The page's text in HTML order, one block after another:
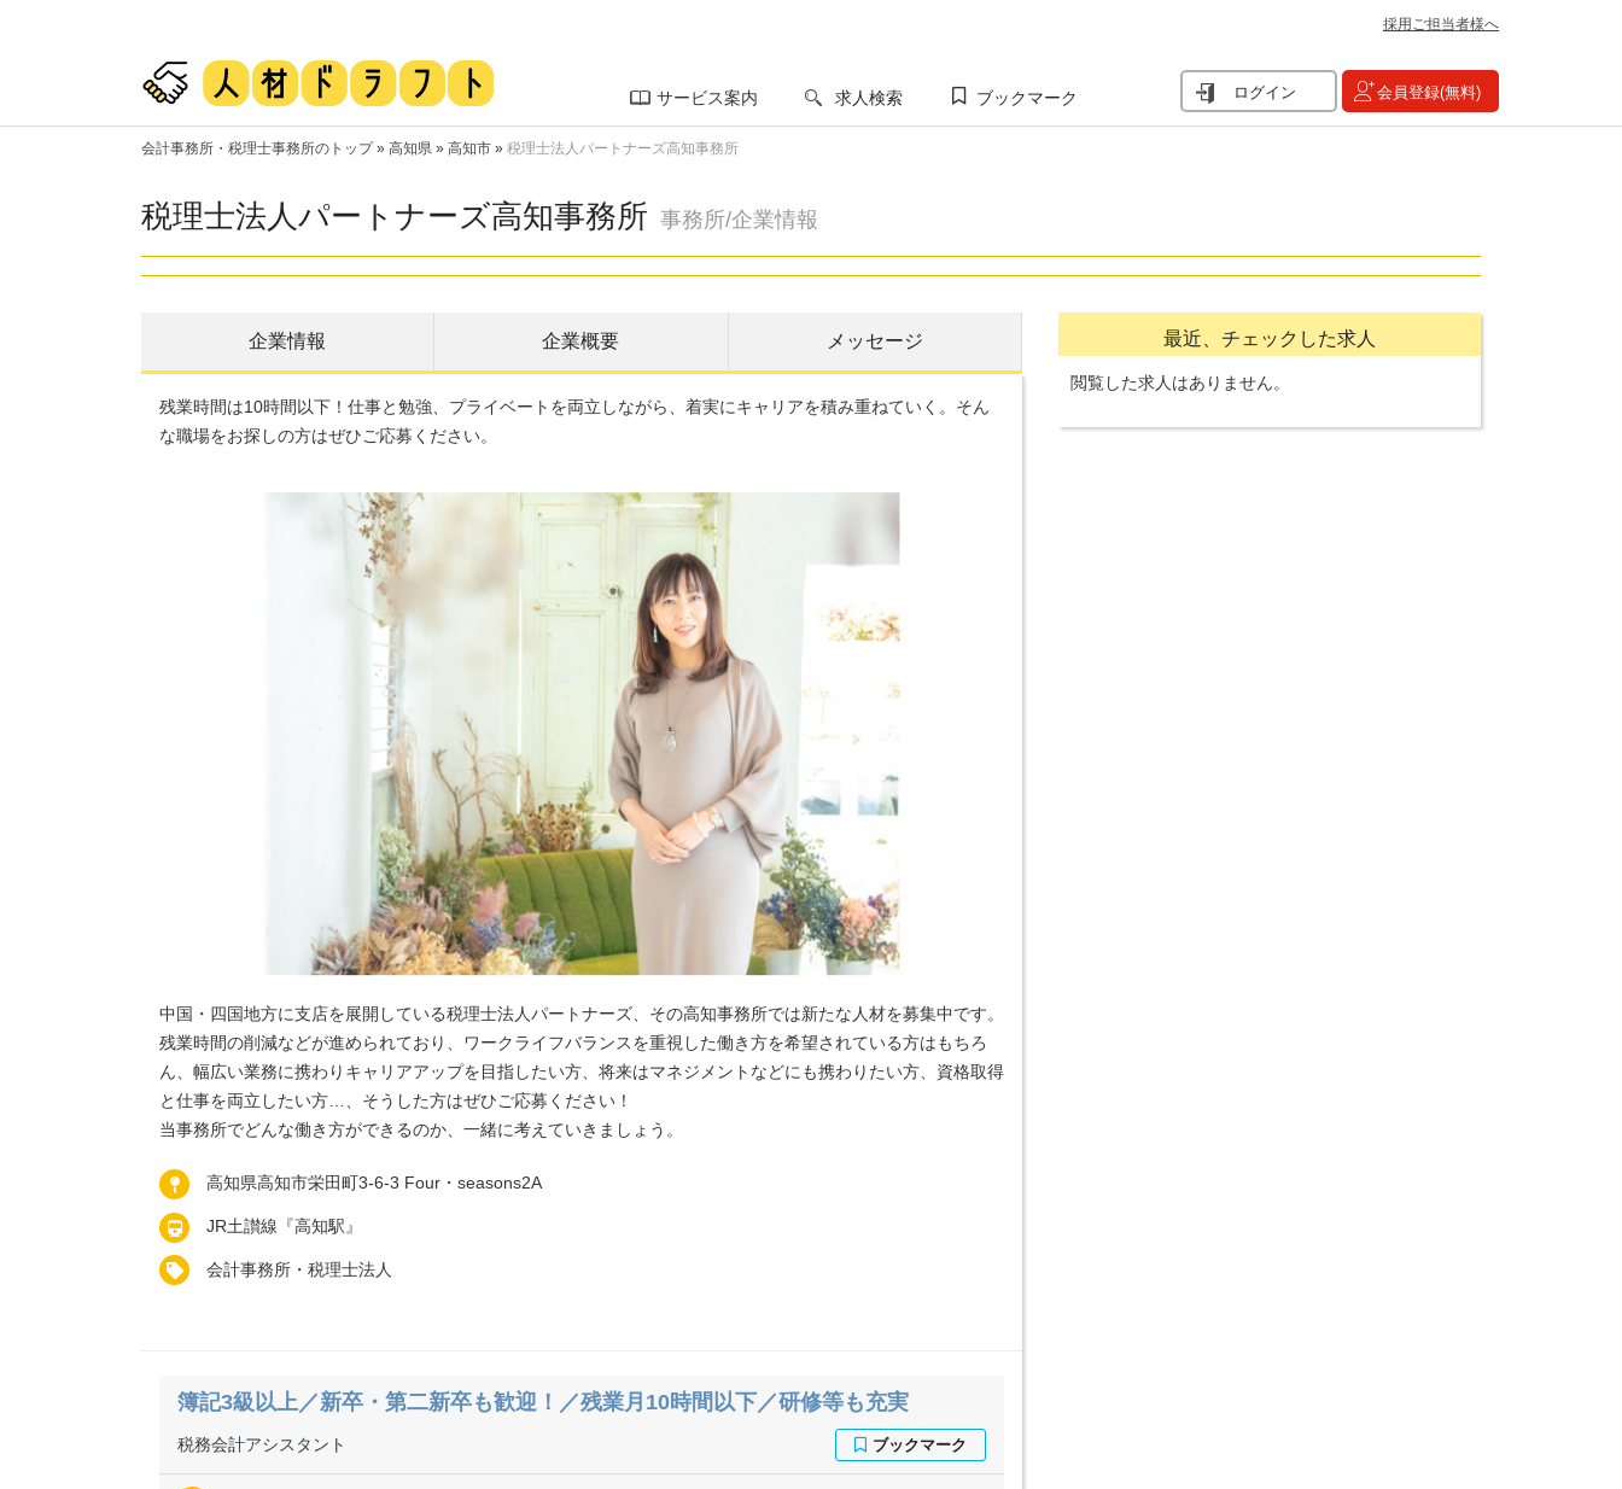
採用ご担当者様へ
サービス案内 求人検索 ブックマーク ログイン 会員登録(無料)
会計事務所・税理士事務所のトップ» 高知県 » 高知市 » 税理士法人パートナーズ高知事務所
税理士法人パートナーズ高知事務所 事務所/企業情報
企業情報 企業概要 メッセージ
残業時間は10時間以下！仕事と勉強、プライベートを両立しながら、着実にキャリアを積み重ねていく。そん
な職場をお探しの方はぜひご応募ください。
中国・四国地方に支店を展開している税理士法人パートナーズ、その高知事務所では新たな人材を募集中です。
残業時間の削減などが進められており、ワークライフバランスを重視した働き方を希望されている方はもちろ
ん、幅広い業務に携わりキャリアアップを目指したい方、将来はマネジメントなどにも携わりたい方、資格取得
と仕事を両立したい方…、そうした方はぜひご応募ください！
当事務所でどんな働き方ができるのか、一緒に考えていきましょう。
高知県高知市栄田町3-6-3 Four・seasons2A
JR土讃線『高知駅』
会計事務所・税理士法人
簿記3級以上／新卒・第二新卒も歓迎！／残業月10時間以下／研修等も充実
税務会計アシスタント
最近、チェックした求人
閲覧した求人はありません。